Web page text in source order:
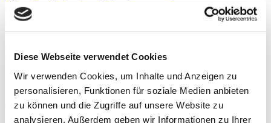
Diese Webseite verwendet Cookies
Wir verwenden Cookies, um Inhalte und Anzeigen zu
personalisieren, Funktionen für soziale Medien anbieten
zu können und die Zugriffe auf unsere Website zu
analysieren. Außerdem geben wir Informationen zu Ihrer
Familienzentrum Weilburg
Kinder- und Familienzentrum Weilburg
10.06.2022 11:03
Austauschen, reden, Spaß haben:
Frauenbeauftragte der Werkstätten laden